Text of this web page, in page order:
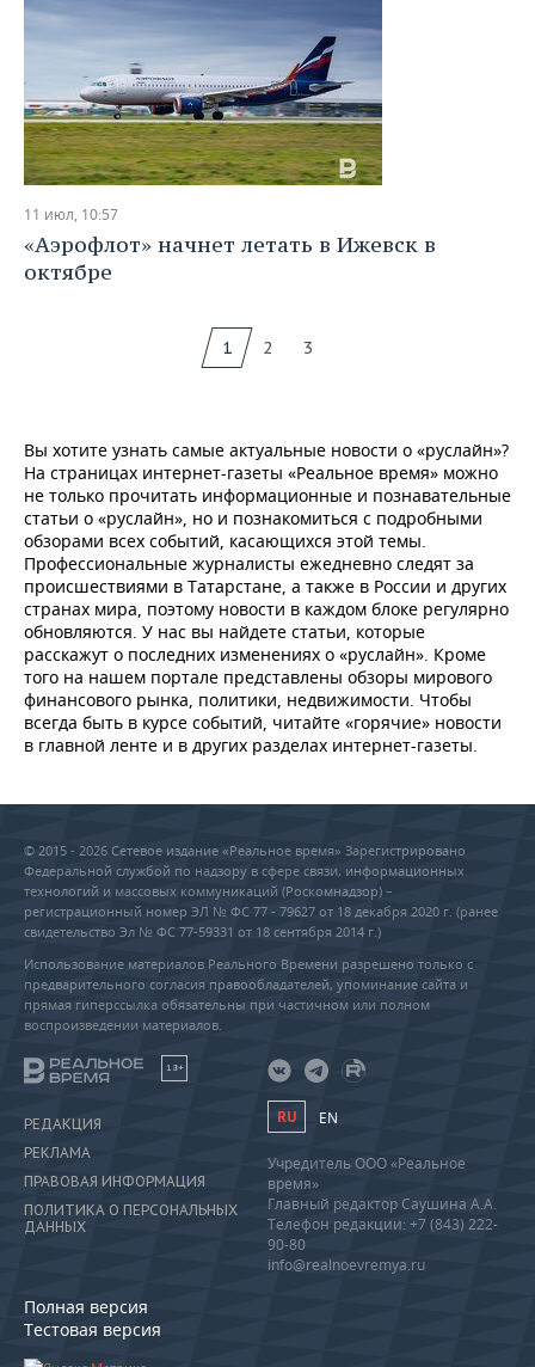
11 июл, 10:57
«Аэрофлот» начнет летать в Ижевск в
октябре
1 2 3
Вы хотите узнать самые актуальные новости о «руслайн»?
На страницах интернет-газеты «Реальное время» можно
не только прочитать информационные и познавательные
статьи о «руслайн», но и познакомиться с подробными
обзорами всех событий, касающихся этой темы.
Профессиональные журналисты ежедневно следят за
происшествиями в Татарстане, а также в России и других
странах мира, поэтому новости в каждом блоке регулярно
обновляются. У нас вы найдете статьи, которые
расскажут о последних изменениях о «руслайн». Кроме
того на нашем портале представлены обзоры мирового
финансового рынка, политики, недвижимости. Чтобы
всегда быть в курсе событий, читайте «горячие» новости
в главной ленте и в других разделах интернет-газеты.
© 2015 - 2026 Сетевое издание «Реальное время» Зарегистрировано
Федеральной службой по надзору в сфере связи, информационных
технологий и массовых коммуникаций (Роскомнадзор) –
регистрационный номер ЭЛ № ФС 77 - 79627 от 18 декабря 2020 г. (ранее
свидетельство Эл № ФС 77-59331 от 18 сентября 2014 г.)
Использование материалов Реального Времени разрешено только с
предварительного согласия правообладателей, упоминание сайта и
прямая гиперссылка обязательны при частичном или полном
воспроизведении материалов.
18+
РЕДАКЦИЯ
РЕКЛАМА
ПРАВОВАЯ ИНФОРМАЦИЯ
ПОЛИТИКА О ПЕРСОНАЛЬНЫХ
ДАННЫХ
Полная версия
Тестовая версия
RU EN
Учредитель ООО «Реальное
время»
Главный редактор Саушина А.А.
Телефон редакции: +7 (843) 222-
90-80
info@realnoevremya.ru